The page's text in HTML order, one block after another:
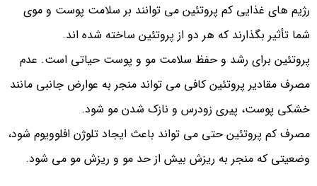
رژیم های غذایی کم پروتئین می توانند بر سلامت پوست و موی
شما تأثیر بگذارند که هر دو از پروتئین ساخته شده اند.
پروتئین برای رشد و حفظ سلامت مو و پوست حیاتی است. عدم
مصرف مقادیر پروتئین کافی می تواند منجر به عوارض جانبی مانند
خشکی پوست، پیری زودرس و نازک شدن مو شود.
مصرف کم پروتئین حتی می تواند باعث ایجاد تلوژن افلوویوم شود،
وضعیتی که منجر به ریزش بیش از حد مو و ریزش مو می شود.